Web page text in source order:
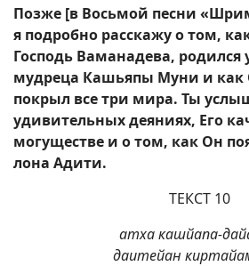
Позже [в Восьмой песни
я подробно расскажу о том,
Господь Ваманадева, родился
мудреца Кашьяпы Муни и
покрыл все три мира. Ты
удивительных деяниях, Его
могуществе и о том, как Он
лона Адити.
ТЕКСТ 10
атха кашйапа-
даитейан